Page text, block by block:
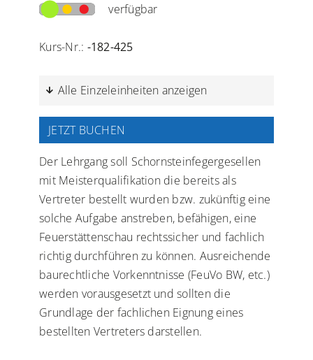
verfügbar
Kurs-Nr.: -182-425
Alle Einzeleinheiten anzeigen
JETZT BUCHEN
Der Lehrgang soll Schornsteinfegergesellen
mit Meisterqualifikation die bereits als
Vertreter bestellt wurden bzw. zukünftig eine
solche Aufgabe anstreben, befähigen, eine
Feuerstättenschau rechtssicher und fachlich
richtig durchführen zu können. Ausreichende
baurechtliche Vorkenntnisse (FeuVo BW, etc.)
werden vorausgesetzt und sollten die
Grundlage der fachlichen Eignung eines
bestellten Vertreters darstellen.